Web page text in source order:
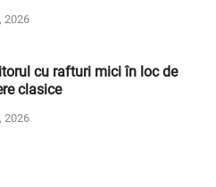
2026
cu rafturi mici în loc de
clasice
2026